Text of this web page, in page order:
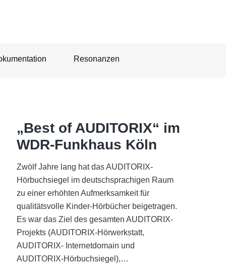
Resonanzen
„Best of AUDITORIX“ im
WDR-Funkhaus Köln
Zwölf Jahre lang hat das AUDITORIX-
Hörbuchsiegel im deutschsprachigen Raum
zu einer erhöhten Aufmerksamkeit für
qualitätsvolle Kinder-Hörbücher beigetragen.
Es war das Ziel des gesamten AUDITORIX-
Projekts (AUDITORIX-Hörwerkstatt,
AUDITORIX- Internetdomain und
AUDITORIX-Hörbuchsiegel),…